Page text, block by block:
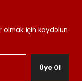
için kaydolun.
Üye Ol